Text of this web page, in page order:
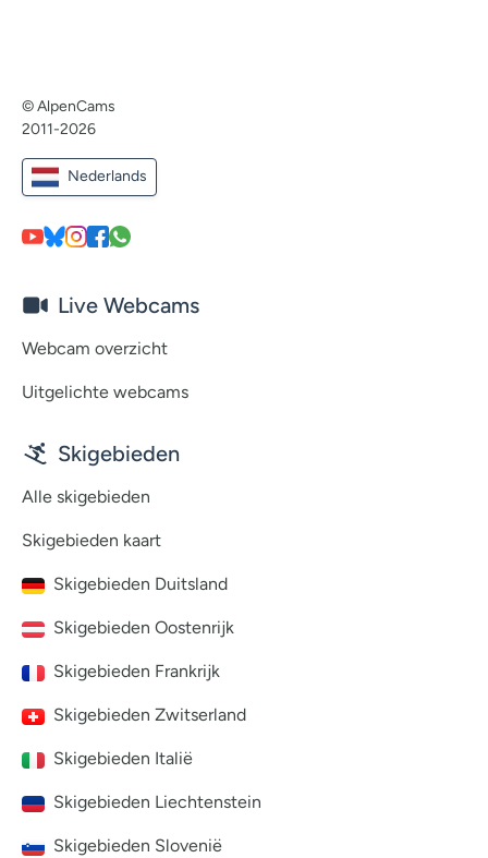
© AlpenCams
2011-2026
Nederlands
Live Webcams
Webcam overzicht
Uitgelichte webcams
Skigebieden
Alle skigebieden
Skigebieden kaart
Skigebieden Duitsland
Skigebieden Oostenrijk
Skigebieden Frankrijk
Skigebieden Zwitserland
Skigebieden Italië
Skigebieden Liechtenstein
Skigebieden Slovenië